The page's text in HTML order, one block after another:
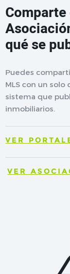
qué se
Puedes
MLS con un
sistema que
inmobiliarios.
VER
VER